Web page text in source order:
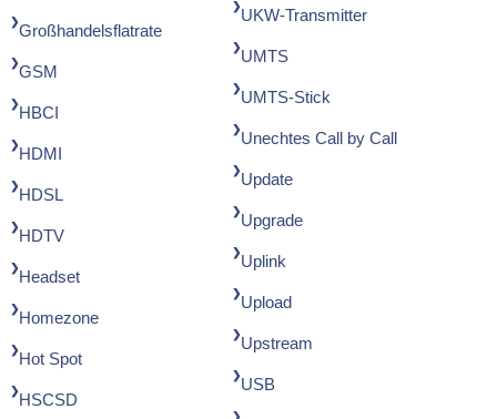
Großhandelsflatrate
GSM
HBCI
HDMI
HDSL
HDTV
Headset
Homezone
Hot Spot
HSCSD
UKW-Transmitter
UMTS
UMTS-Stick
Unechtes Call by Call
Update
Upgrade
Uplink
Upload
Upstream
USB